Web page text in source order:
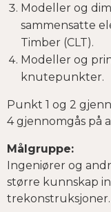
Modeller og
sammensatte
Timber (CLT).
Modeller og
knutepunkter.
Punkt 1 og 2
4 gjennomgås på
Målgruppe:
Ingeniører og
større kunnskap
trekonstruksjoner.